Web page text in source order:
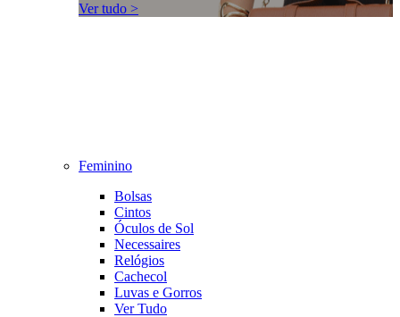
Ver tudo >
Feminino
Bolsas
Cintos
Óculos de Sol
Necessaires
Relógios
Cachecol
Luvas e Gorros
Ver Tudo